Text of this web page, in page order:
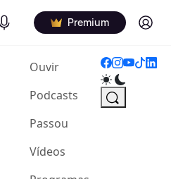
Podcasts Premium Log in
Ouvir(current)
Podcasts
Passou
Vídeos